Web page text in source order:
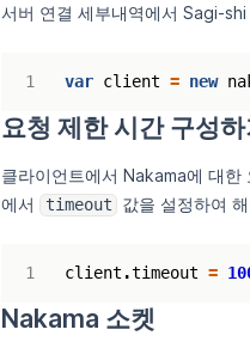
서버 연결 세부내역에서 Sagi-
var client = new
요청 제한 시간 구성하
클라이언트에서 Nakama에 대
에서
timeout 값을 설정하여
client .timeout =
Nakama 소켓